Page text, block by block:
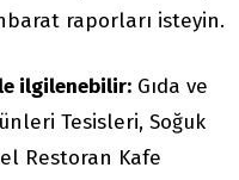
raporları isteyin.
ilgilenebilir: Gıda ve
Tesisleri, Soğuk
Restoran Kafe